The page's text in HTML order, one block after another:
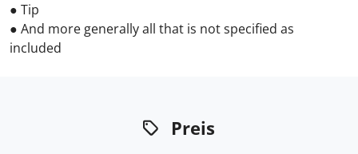
● Tip
● And more generally all that is not specified as
included
Preis